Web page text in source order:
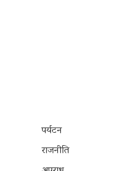
पर्यटन
राजनीति